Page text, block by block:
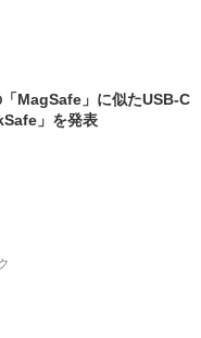
MagSafe」に似たUSB-C
」を発表